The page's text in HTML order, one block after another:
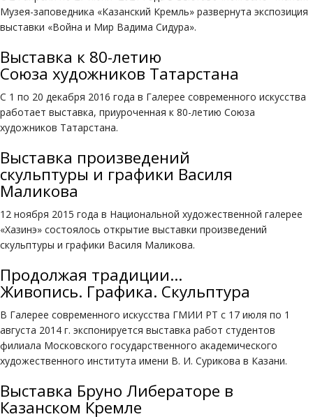
Музея-заповедника «Казанский Кремль» развернута экспозиция
выставки «Война и Мир Вадима Сидура».
Выставка к 80-летию
Союза художников Татарстана
С 1 по 20 декабря 2016 года в Галерее современного искусства
работает выставка, приуроченная к 80-летию Союза
художников Татарстана.
Выставка произведений
скульптуры и графики Василя
Маликова
12 ноября 2015 года в Национальной художественной галерее
«Хазинэ» состоялось открытие выставки произведений
скульптуры и графики Василя Маликова.
Продолжая традиции...
Живопись. Графика. Скульптура
В Галерее современного искусства ГМИИ РТ с 17 июля по 1
августа 2014 г. экспонируется выставка работ студентов
филиала Московского государственного академического
художественного института имени В. И. Сурикова в Казани.
Выставка Бруно Либераторе в
Казанском Кремле